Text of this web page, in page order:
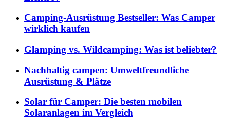
Camping-Ausrüstung Bestseller: Was Camper
wirklich kaufen
Glamping vs. Wildcamping: Was ist beliebter?
Nachhaltig campen: Umweltfreundliche
Ausrüstung & Plätze
Solar für Camper: Die besten mobilen
Solaranlagen im Vergleich